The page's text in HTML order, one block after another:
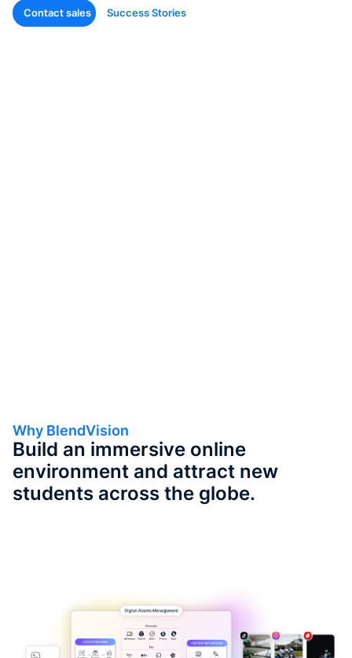
Contact sales Success Stories
Why BlendVision
Build an immersive online
environment and attract new
students across the globe.